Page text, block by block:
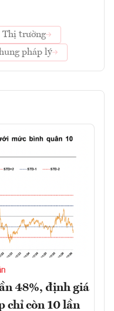
Thị trường
pháp lý
48%, định giá
chỉ còn 10 lần